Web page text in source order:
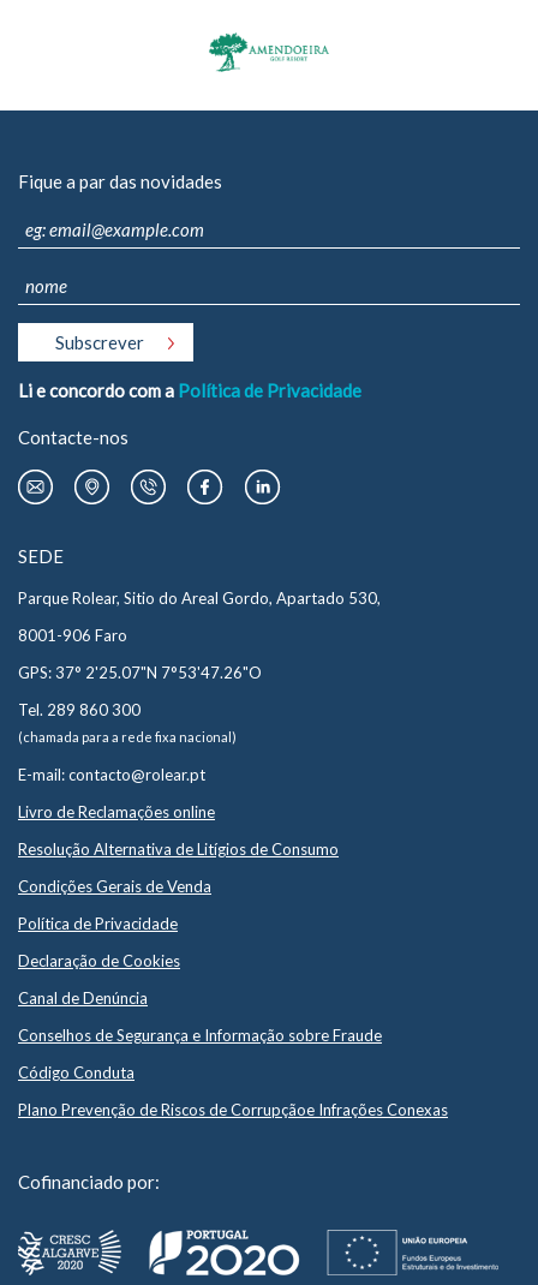
Fique a par das novidades
Li e concordo com a Política de Privacidade
Contacte-nos
SEDE
Parque Rolear, Sitio do Areal Gordo, Apartado 530,
8001-906 Faro
GPS: 37° 2'25.07"N 7°53'47.26"O
Tel. 289 860 300
(chamada para a rede fixa nacional)
E-mail: contacto@rolear.pt
Livro de Reclamações online
Resolução Alternativa de Litígios de Consumo
Condições Gerais de Venda
Política de Privacidade
Declaração de Cookies
Canal de Denúncia
Conselhos de Segurança e Informação sobre Fraude
Código Conduta
Plano Prevenção de Riscos de Corrupçãoe Infrações Conexas
Cofinanciado por: